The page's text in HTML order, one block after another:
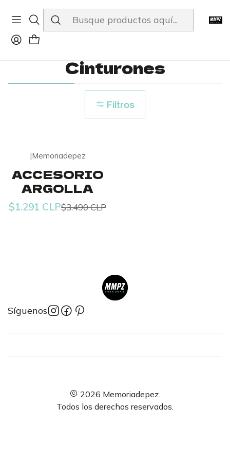
ENVÍOS A TODO CHILE
Inicio Tienda Accesorios Cinturones
Cinturones
Filtros
Agotado
|Memoriadepez
ACCESORIO
ARGOLLA
$1.291 CLP$3.490 CLP
Síguenos
2026 Memoriadepez.
Todos los derechos reservados.